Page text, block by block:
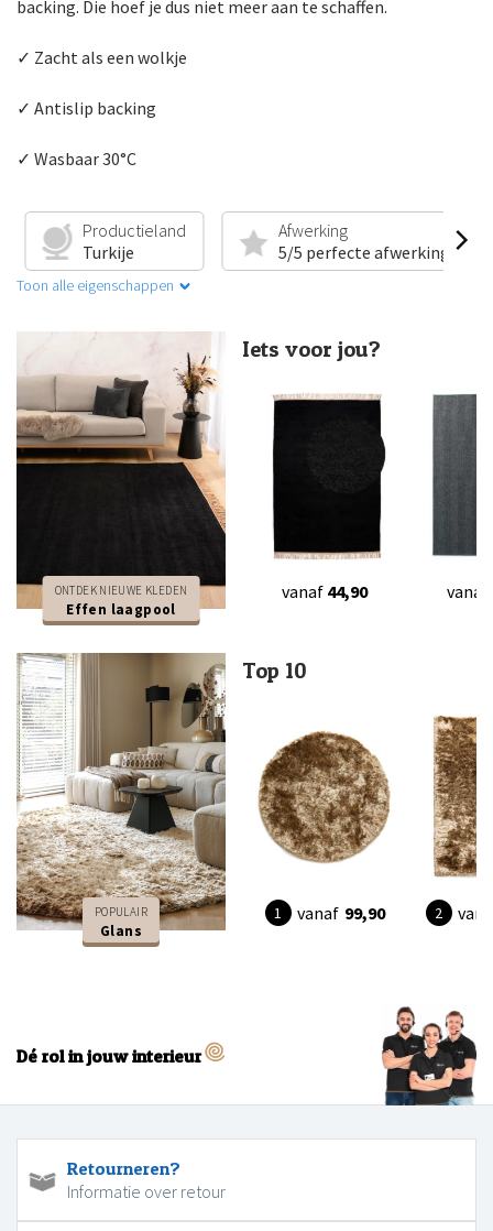
backing. Die hoef je dus niet meer aan te schaffen.
✓ Zacht als een wolkje
✓ Antislip backing
✓ Wasbaar 30°C
Productieland
Turkije
Afwerking
5/5 perfecte afwerking
Toon alle eigenschappen
ONTDEK NIEUWE KLEDEN
Effen laagpool
Iets voor jou?
vanaf 44,90 vanaf
POPULAIR
Glans
Top 10
vanaf 99,90
Dé rol in jouw interieur
Retourneren?
Informatie over retour